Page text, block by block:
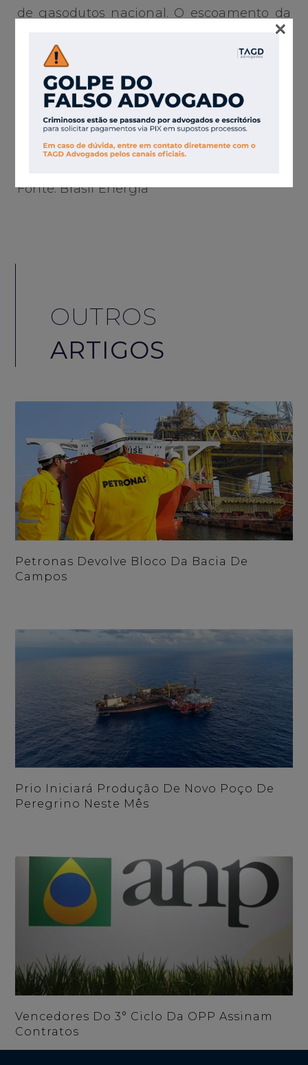
de gasodutos nacional. O escoamento da
produção e a injeção de fluidos serão
viabilizados por meio da instalação de
dutos de produção e injeção, umbilicais de
controle e potência, além de
equipamentos submarinos associados,
sem a implantação de nova unidade
estacionária de produção.
Fonte: Brasil Energia
OUTROS
ARTIGOS
Petronas Devolve Bloco Da Bacia De
Campos
Prio Iniciará Produção De Novo Poço De
Peregrino Neste Mês
Vencedores Do 3° Ciclo Da OPP Assinam
Contratos
×